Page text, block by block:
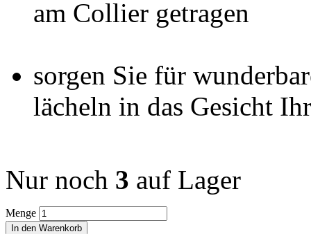
am Collier getragen
sorgen Sie für
lächeln in das Gesicht
Nur noch 3 auf Lager
Menge
In den Warenkorb